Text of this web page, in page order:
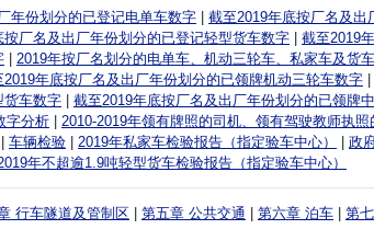
年份划分的已登记电单车数字
截至2019年底按厂名及出
按厂名及出厂年份划分的已登记轻型货车数字
截至2019
2019年按厂名划分的电单车、机动三轮车、私家车及货
2019年底按厂名及出厂年份划分的已领牌机动三轮车数字
货车数字 截至2019年底按厂名及出厂年份划分的已领牌
字分析
2010-2019年领有牌照的司机、领有驾驶教师执
车辆检验 2019年私家车检验报告（指定验车中心）
政
年不超逾1.9吨轻型货车检验报告（指定验车中心）
行车隧道及管制区 第五章 公共交通 第六章 泊车 第